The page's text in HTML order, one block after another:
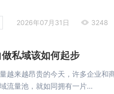
2026年07月31日 3248
私域该如何起步
越来越昂贵的今天，许多企业和
流量池，就如同拥有一片...